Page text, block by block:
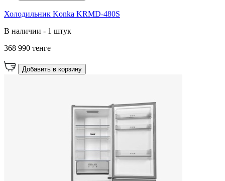
Холодильник Konka KRMD-480S
В наличии - 1 штук
368 990 тенге
Добавить в корзину